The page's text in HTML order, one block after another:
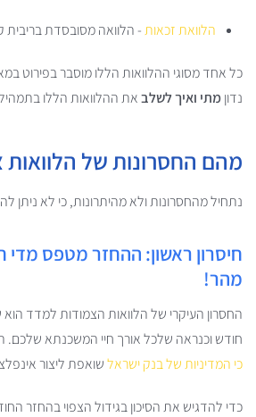
הלוואת זכאות- הלוואה מסובסדת
כל אחד מסוגי ההלוואות הללו מוסבר בפירוט
נדוןמתי ואיך לשלבאת ההלוואות הללו
מהם החסרונות של
נתחיל מהחסרונות ולא מהיתרונות, כי לא ניתן
חיסרון ראשון: ההחזר מטפס
מהר!
החסרון העיקרי של הלוואות הצמודות למדד
חודש וכנראה שלכל אורך חיי המשכנתא שלכם.
כי המדיניות של בנק ישראלשואפת ליצור
כדי להדגיש את הסיכון בגידול הצפוי בהחזר